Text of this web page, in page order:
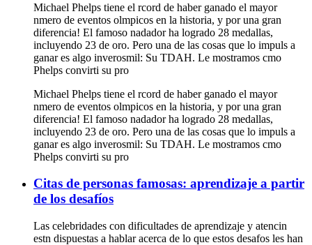
Michael Phelps tiene el rcord de haber ganado el mayor
nmero de eventos olmpicos en la historia, y por una gran
diferencia! El famoso nadador ha logrado 28 medallas,
incluyendo 23 de oro. Pero una de las cosas que lo impuls a
ganar es algo inverosmil: Su TDAH. Le mostramos cmo
Phelps convirti su pro
Michael Phelps tiene el rcord de haber ganado el mayor
nmero de eventos olmpicos en la historia, y por una gran
diferencia! El famoso nadador ha logrado 28 medallas,
incluyendo 23 de oro. Pero una de las cosas que lo impuls a
ganar es algo inverosmil: Su TDAH. Le mostramos cmo
Phelps convirti su pro
Citas de personas famosas: aprendizaje a partir
de los desafíos
Las celebridades con dificultades de aprendizaje y atencin
estn dispuestas a hablar acerca de lo que estos desafos les han